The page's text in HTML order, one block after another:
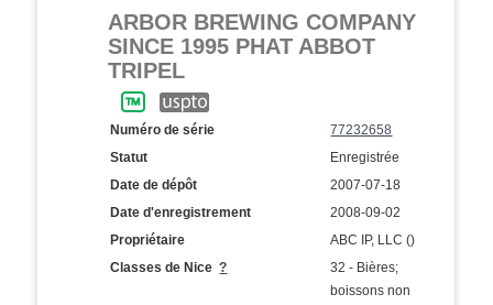
ARBOR BREWING COMPANY
SINCE 1995 PHAT ABBOT
TRIPEL
Numéro de série
77232658
Statut
Enregistrée
Date de dépôt
2007-07-18
Date d'enregistrement
2008-09-02
Propriétaire
ABC IP, LLC ()
Classes de Nice?
32 - Bières;
boissons non